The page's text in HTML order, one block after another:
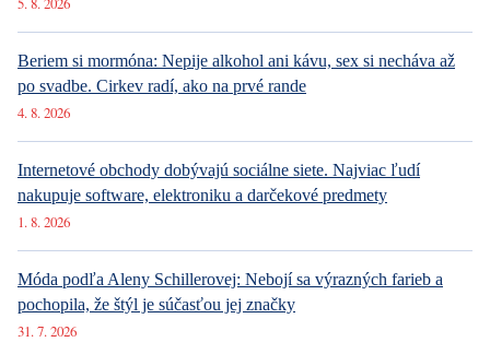
Beriem si mormóna: Nepije alkohol ani kávu, sex si necháva až
po svadbe. Cirkev radí, ako na prvé rande
4. 8. 2026
Internetové obchody dobývajú sociálne siete. Najviac ľudí
nakupuje software, elektroniku a darčekové predmety
1. 8. 2026
Móda podľa Aleny Schillerovej: Nebojí sa výrazných farieb a
pochopila, že štýl je súčasťou jej značky
31. 7. 2026